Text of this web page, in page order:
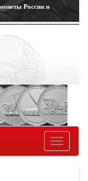
России и
Toggle